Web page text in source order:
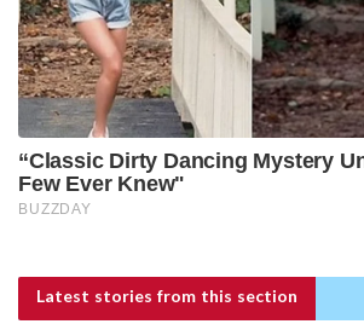
Latest stories from this section